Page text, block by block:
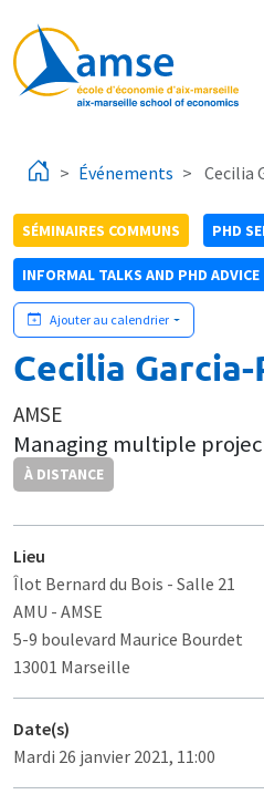
Événements Cecilia
SÉMINAIRES COMMUNS PHD
INFORMAL TALKS AND PHD ADVICE
Ajouter au calendrier
Cecilia
AMSE
Managing multiple
À DISTANCE
Lieu
Îlot Bernard du Bois - Salle 21
AMU - AMSE
5-9 boulevard Maurice Bourdet
13001 Marseille
Date(s)
Mardi 26 janvier 2021, 11:00